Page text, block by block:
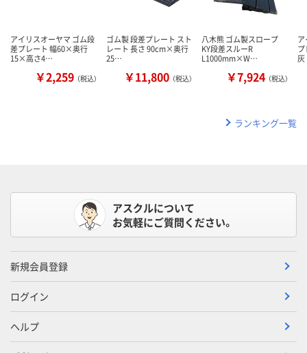
アイリスオーヤマ ゴム段
差プレート 幅60×奥行
15×高さ4…
￥2,259 （税込）
ゴム製 段差プレート スト
レート 長さ 90cm×奥行
25…
￥11,800 （税込）
八木熊 ゴム製スロープ
KY段差スルーR
L1000mm×W…
￥7,924 （税込）
ランキング一覧
アスクルについて
お気軽にご質問ください。
新規会員登録
ログイン
ヘルプ